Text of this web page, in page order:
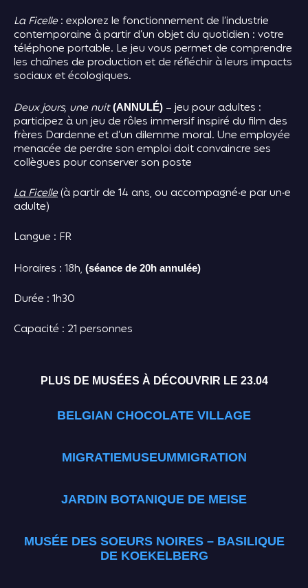
La Ficelle: explorez le fonctionnement de l’industrie
contemporaine à partir d’un objet du quotidien : votre
téléphone portable. Le jeu vous permet de comprendre
les chaînes de production et de réfléchir à leurs impacts
sociaux et écologiques.
Deux jours, une nuit (ANNULÉ) – jeu pour adultes :
participez à un jeu de rôles immersif inspiré du film des
frères Dardenne et d’un dilemme moral. Une employée
menacée de perdre son emploi doit convaincre ses
collègues pour conserver son poste
La Ficelle(à partir de 14 ans, ou accompagné·e par un·e
adulte)
Langue : FR
Horaires : 18h, (séance de 20h annulée)
Durée : 1h30
Capacité : 21 personnes
PLUS DE MUSÉES À DÉCOUVRIR LE 23.04
BELGIAN CHOCOLATE VILLAGE
MIGRATIEMUSEUMMIGRATION
JARDIN BOTANIQUE DE MEISE
MUSÉE DES SOEURS NOIRES – BASILIQUE
DE KOEKELBERG